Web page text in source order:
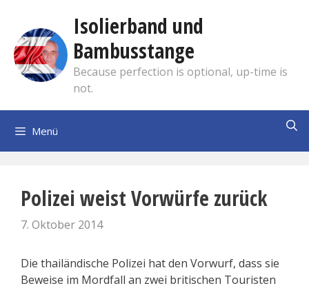
springen
Isolierband und
Bambusstange
Because perfection is optional, up-time is
not.
Menü
Polizei weist Vorwürfe zurück
7. Oktober 2014
Die thailändische Polizei hat den Vorwurf, dass sie
Beweise im Mordfall an zwei britischen Touristen